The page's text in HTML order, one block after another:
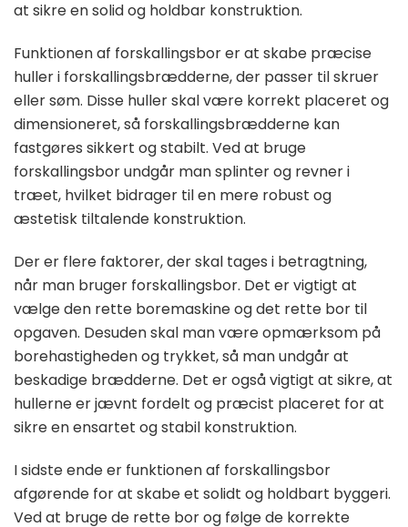
at sikre en solid og holdbar konstruktion.
Funktionen af forskallingsbor er at skabe præcise
huller i forskallingsbrædderne, der passer til skruer
eller søm. Disse huller skal være korrekt placeret og
dimensioneret, så forskallingsbrædderne kan
fastgøres sikkert og stabilt. Ved at bruge
forskallingsbor undgår man splinter og revner i
træet, hvilket bidrager til en mere robust og
æstetisk tiltalende konstruktion.
Der er flere faktorer, der skal tages i betragtning,
når man bruger forskallingsbor. Det er vigtigt at
vælge den rette boremaskine og det rette bor til
opgaven. Desuden skal man være opmærksom på
borehastigheden og trykket, så man undgår at
beskadige brædderne. Det er også vigtigt at sikre, at
hullerne er jævnt fordelt og præcist placeret for at
sikre en ensartet og stabil konstruktion.
I sidste ende er funktionen af forskallingsbor
afgørende for at skabe et solidt og holdbart byggeri.
Ved at bruge de rette bor og følge de korrekte